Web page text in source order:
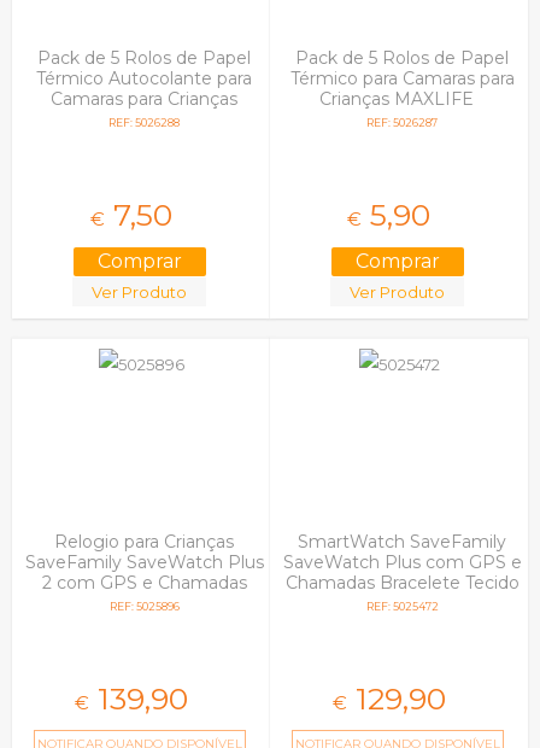
Pack de 5 Rolos de Papel
Térmico Autocolante para
Camaras para Crianças
MAXLIFE
REF: 5026288
€ 7,50
Ver Produto
Pack de 5 Rolos de Papel
Térmico para Camaras para
Crianças MAXLIFE
REF: 5026287
€ 5,90
Ver Produto
Relogio para Crianças
SaveFamily SaveWatch Plus
2 com GPS e Chamadas
Bracelete Silicone Preto
REF: 5025896
€ 139,90
NOTIFICAR QUANDO DISPONÍVEL
SmartWatch SaveFamily
SaveWatch Plus com GPS e
Chamadas Bracelete Tecido
Fluor
REF: 5025472
€ 129,90
NOTIFICAR QUANDO DISPONÍVEL